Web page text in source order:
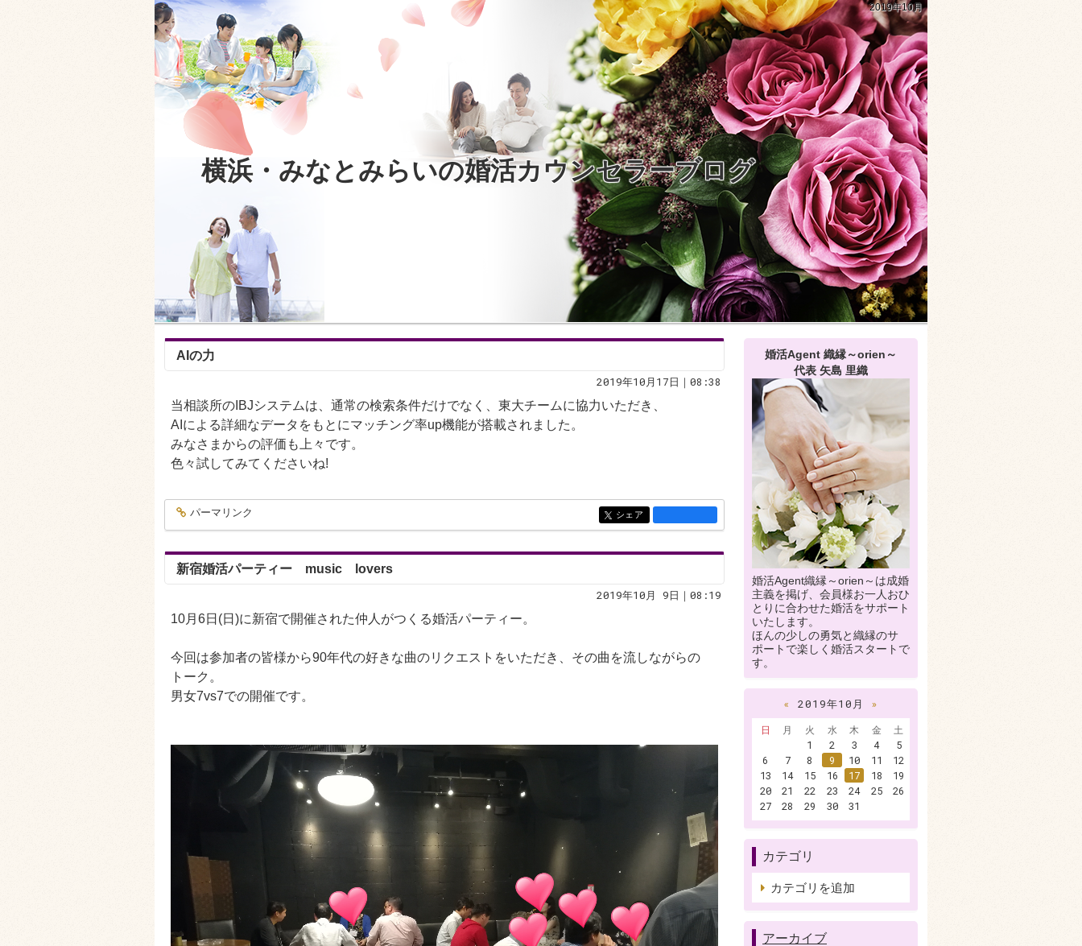
2019年10月
横浜・みなとみらいの婚活カウンセラーブログ
AIの力
2019年10月17日｜08:38
当相談所のIBJシステムは、通常の検索条件だけでなく、東大チームに協力いただき、
AIによる詳細なデータをもとにマッチング率up機能が搭載されました。
みなさまからの評価も上々です。
色々試してみてくださいね!
entry1329
パーマリンク entry1329
シェア
新宿婚活パーティー music lovers
2019年10月 9日｜08:19
10月6日(日)に新宿で開催された仲人がつくる婚活パーティー。
今回は参加者の皆様から90年代の好きな曲のリクエストをいただき、その曲を流しながらの
トーク。
男女7vs7での開催です。
婚活Agent 織縁～orien～
代表 矢島 里織
婚活Agent織縁～orien～は成婚
主義を掲げ、会員様お一人おひ
とりに合わせた婚活をサポート
いたします。
ほんの少しの勇気と織縁のサ
ポートで楽しく婚活スタートで
す。
« 2019年10月
»
日
月 火 水 木 金
土
1
2 3 4
5
6
7 8 9 10 11
12
13
14 15 16 17 18
19
20
21 22 23 24 25
26
27
28 29 30 31
カテゴリ
カテゴリを追加
アーカイブ